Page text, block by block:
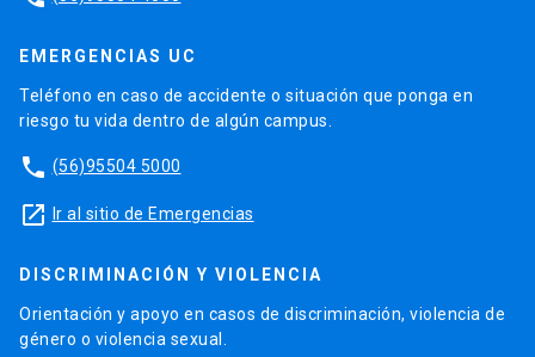
EMERGENCIAS UC
Teléfono en caso de accidente o situación que ponga en
riesgo tu vida dentro de algún campus.
phone (56)95504 5000
launch Ir al sitio de Emergencias
DISCRIMINACIÓN Y VIOLENCIA
Orientación y apoyo en casos de discriminación, violencia de
género o violencia sexual.